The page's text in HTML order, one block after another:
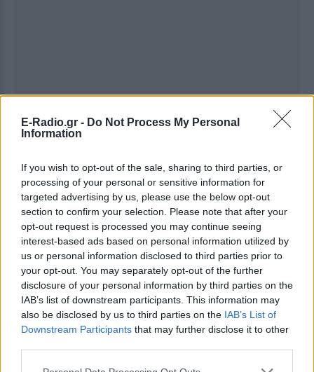
E-Radio.gr - Do Not Process My Personal
Information
If you wish to opt-out of the sale, sharing to third parties, or
processing of your personal or sensitive information for
targeted advertising by us, please use the below opt-out
section to confirm your selection. Please note that after your
opt-out request is processed you may continue seeing
interest-based ads based on personal information utilized by
us or personal information disclosed to third parties prior to
your opt-out. You may separately opt-out of the further
disclosure of your personal information by third parties on the
IAB’s list of downstream participants. This information may
also be disclosed by us to third parties on the IAB’s List of
Downstream Participants that may further disclose it to other
και μάθετε πρώτοι τα πιο hot νέα.
Για ακόμη περισσότερανέα , μπείτε στηνροή
ειδήσεωντου E-Daily.gr
Ακολουθήστε το E-Radio.gr και στο Instagram
ΔΙΑΦΗΜΙΣΗ